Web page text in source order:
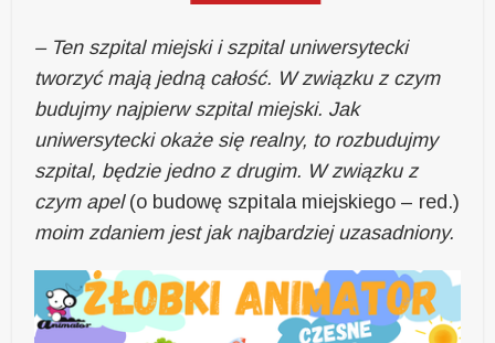
– Ten szpital miejski i szpital uniwersytecki
tworzyć mają jedną całość. W związku z czym
budujmy najpierw szpital miejski. Jak
uniwersytecki okaże się realny, to rozbudujmy
szpital, będzie jedno z drugim. W związku z
czym apel(o budowę szpitala miejskiego – red.)
moim zdaniem jest jak najbardziej uzasadniony.